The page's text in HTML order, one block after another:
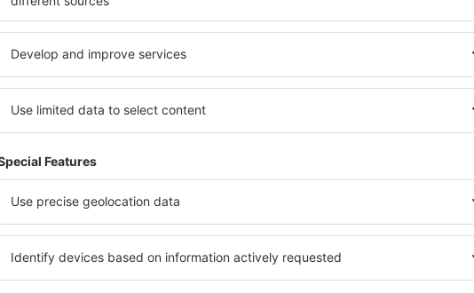
ostrově Sylt?
najít prostřednictvím našeho
cíl cesty a termín příjezdu a
systém rychle najde
ostrově Sylt. Výběr ubytování
můžete podle typu zařízení, počtu
návštěvníků, vzdálenosti od
rezervace. Díky těmto
ubytování na ostrově Sylt v
rezervovat pouze ubytovací
Jaké vybavení nabízí
Vybavení ubytování na
hvězdiček. V dostupných
koutem, balkonem,
sadou ručníků nebo
bezplatné parkování,
zvolit hotel s bazénem.
rezervovat se službou